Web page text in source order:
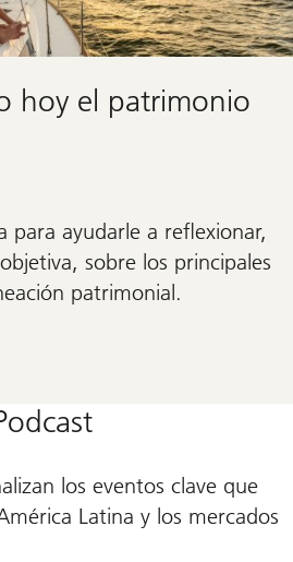
hoy el patrimonio
para ayudarle a reflexionar,
sobre los principales
patrimonial.
los eventos clave que
Latina y los mercados